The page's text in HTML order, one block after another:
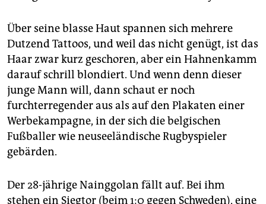
epaper login
Über seine blasse Haut spannen sich mehrere
Dutzend Tattoos, und weil das nicht genügt, ist das
Haar zwar kurz geschoren, aber ein Hahnenkamm
darauf schrill blondiert. Und wenn denn dieser
junge Mann will, dann schaut er noch
furchterregender aus als auf den Plakaten einer
Werbekampagne, in der sich die belgischen
Fußballer wie neuseeländische Rugby­spieler
gebärden.
Der 28-jährige Nainggolan fällt auf. Bei ihm
stehen ein Siegtor (beim 1:0 gegen Schweden), eine